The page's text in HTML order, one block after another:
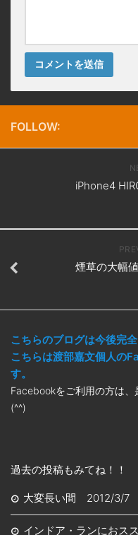
FOLLOW:
iPhone4
煙草の大幅
こちらのブログは今後完全
こちらは渡部嘉文個人の
す。
Facebookをご利用の方は
(^^)
過去の投稿もみてね！！
大変長い間 2012/3/7
インドア・ランにお